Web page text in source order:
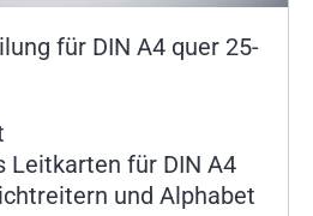
für DIN A4 quer 25-
Leitkarten für DIN A4
und Alphabet